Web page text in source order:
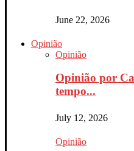
June 22, 2026
Opinião
Opinião
Opinião por
tempo...
July 12, 2026
Opinião